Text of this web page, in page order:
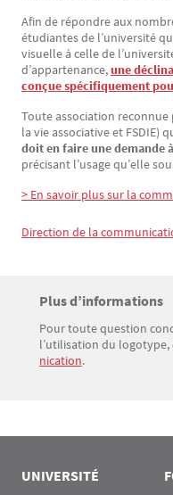
Afin de répondre aux
étudiantes de l’université
visuelle à celle de
d’appartenance,une
conçue spécifiquement
Toute association reconnue
la vie associative et FSDIE)
doit en faire une demande
précisant l’usage qu’elle
> En savoir plus sur la
Contact
Direction de la
Bloc(s) libre(s)
Titre
Plus d’informations
Texte
Pour toute question
l’utilisation du logotype,
nication.
UNIVERSITÉ